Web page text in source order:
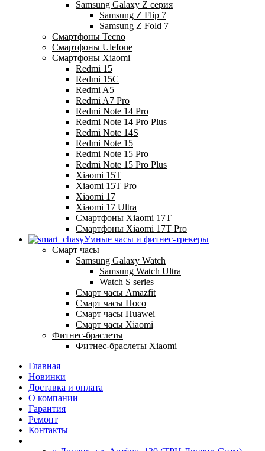
Samsung Galaxy Z серия
Samsung Z Flip 7
Samsung Z Fold 7
Смартфоны Tecno
Смартфоны Ulefone
Смартфоны Xiaomi
Redmi 15
Redmi 15C
Redmi A5
Redmi A7 Pro
Redmi Note 14 Pro
Redmi Note 14 Pro Plus
Redmi Note 14S
Redmi Note 15
Redmi Note 15 Pro
Redmi Note 15 Pro Plus
Xiaomi 15T
Xiaomi 15T Pro
Xiaomi 17
Xiaomi 17 Ultra
Смартфоны Xiaomi 17Т
Смартфоны Xiaomi 17Т Pro
Умные часы и фитнес-трекеры
Смарт часы
Samsung Galaxy Watch
Samsung Watch Ultra
Watch S series
Смарт часы Amazfit
Смарт часы Hoco
Смарт часы Huawei
Смарт часы Xiaomi
Фитнес-браслеты
Фитнес-браслеты Xiaomi
Главная
Новинки
Доставка и оплата
О компании
Гарантия
Ремонт
Контакты